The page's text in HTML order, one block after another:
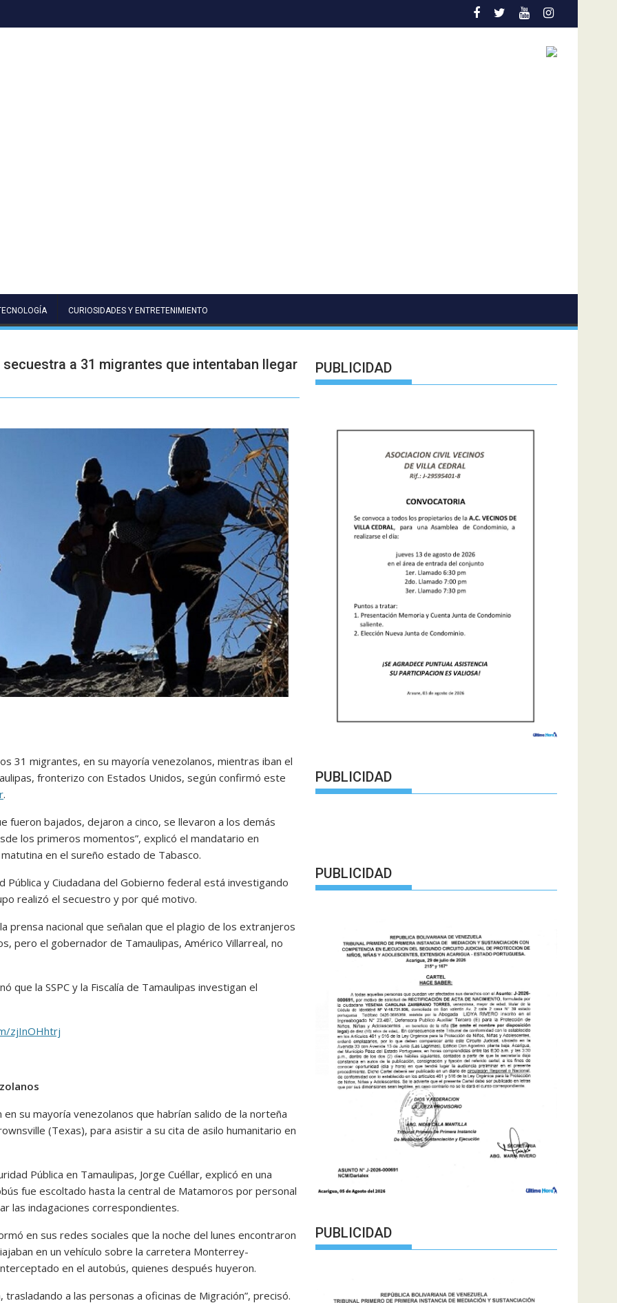
CURIOSIDADES Y ENTRETENIMIENTO
a 31 migrantes que intentaban llegar
31 migrantes, en su mayoría venezolanos, mientras iban el
fronterizo con Estados Unidos, según confirmó este
.
fueron bajados, dejaron a cinco, se llevaron a los demás
los primeros momentos”, explicó el mandatario en
en el sureño estado de Tabasco.
y Ciudadana del Gobierno federal está investigando
realizó el secuestro y por qué motivo.
nacional que señalan que el plagio de los extranjeros
pero el gobernador de Tamaulipas, Américo Villarreal, no
que la SSPC y la Fiscalía de Tamaulipas investigan el
zjInOHhtrj
su mayoría venezolanos que habrían salido de la norteña
(Texas), para asistir a su cita de asilo humanitario en
Pública en Tamaulipas, Jorge Cuéllar, explicó en una
fue escoltado hasta la central de Matamoros por personal
las indagaciones correspondientes.
en sus redes sociales que la noche del lunes encontraron
en un vehículo sobre la carretera Monterrey-
en el autobús, quienes después huyeron.
a las personas a oficinas de Migración”, precisó.
PUBLICIDAD
PUBLICIDAD
PUBLICIDAD
PUBLICIDAD